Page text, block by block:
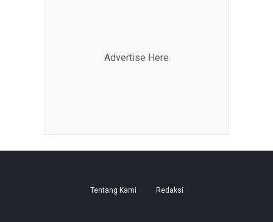
Advertise Here
Tentang Kami Redaksi